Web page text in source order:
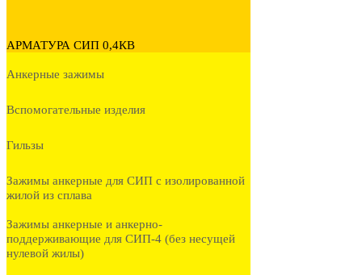
АРМАТУРА СИП 0,4КВ
Анкерные зажимы
Вспомогательные изделия
Гильзы
Зажимы анкерные для СИП с изолированной
жилой из сплава
Зажимы анкерные и анкерно-
поддерживающие для СИП-4 (без несущей
нулевой жилы)